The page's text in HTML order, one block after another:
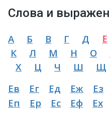
Слова и
А Б В Г Д Е
К
Л М Н О
Х
Ц Ч Ш Щ
Ев
Ег Ед Еж Ез
Еп
Ер Ес Еф
Ех